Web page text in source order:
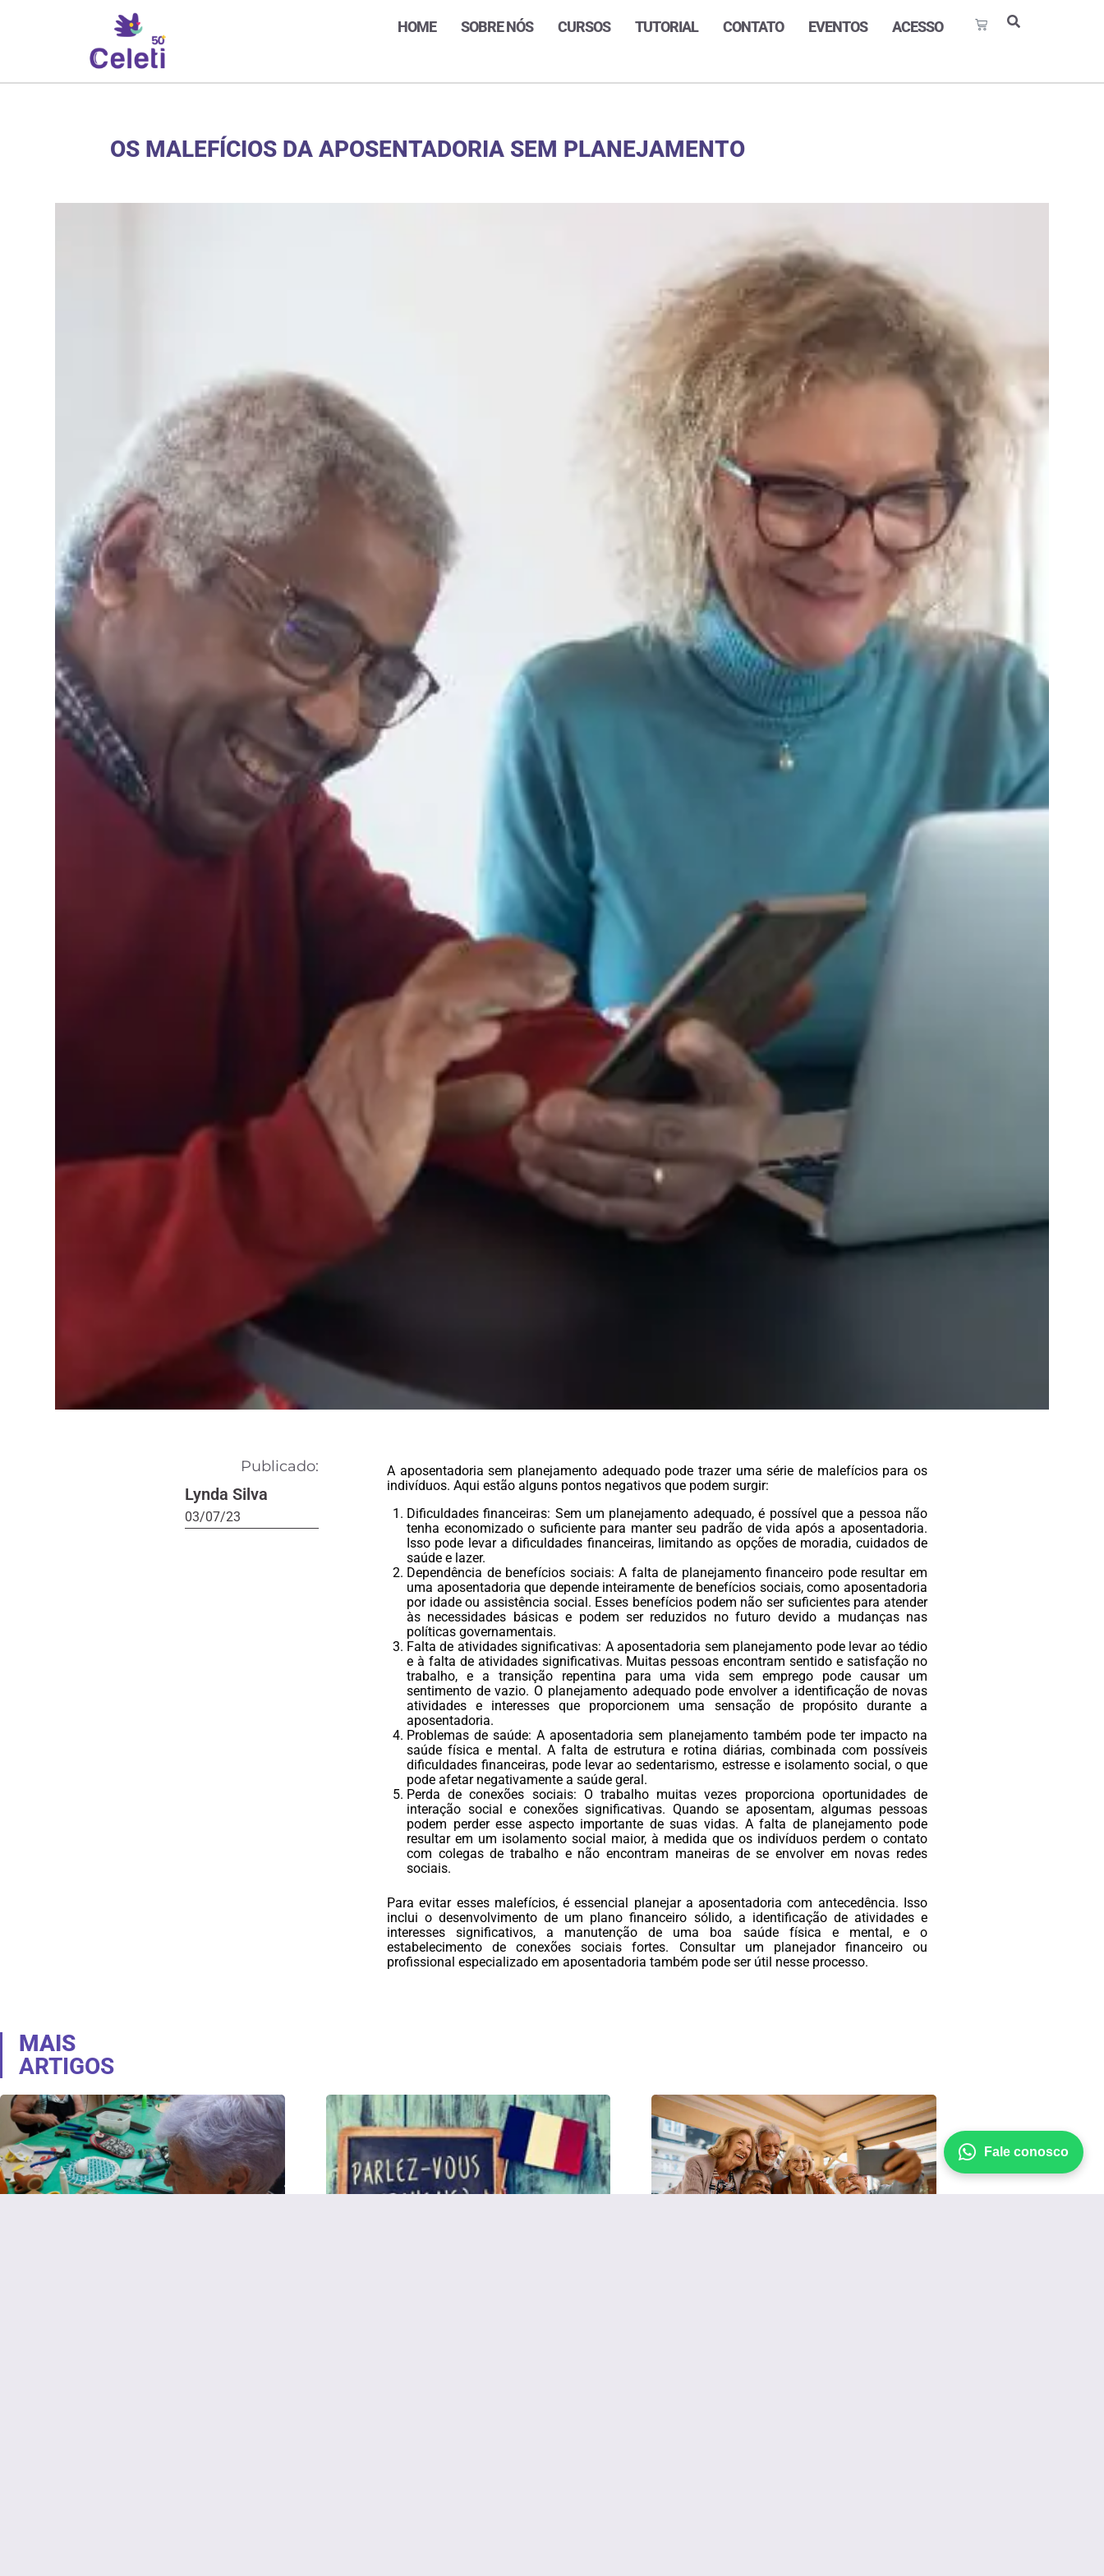
HOME SOBRE NÓS CURSOS TUTORIAL CONTATO EVENTOS ACESSO
OS MALEFÍCIOS DA APOSENTADORIA SEM PLANEJAMENTO
Publicado:
Lynda Silva
03/07/23
A aposentadoria sem planejamento adequado pode trazer uma série de malefícios para os
indivíduos. Aqui estão alguns pontos negativos que podem surgir:
Dificuldades financeiras: Sem um planejamento adequado, é possível que a pessoa não
tenha economizado o suficiente para manter seu padrão de vida após a aposentadoria.
Isso pode levar a dificuldades financeiras, limitando as opções de moradia, cuidados de
saúde e lazer.
Dependência de benefícios sociais: A falta de planejamento financeiro pode resultar em
uma aposentadoria que depende inteiramente de benefícios sociais, como aposentadoria
por idade ou assistência social. Esses benefícios podem não ser suficientes para atender
às necessidades básicas e podem ser reduzidos no futuro devido a mudanças nas
políticas governamentais.
Falta de atividades significativas: A aposentadoria sem planejamento pode levar ao tédio
e à falta de atividades significativas. Muitas pessoas encontram sentido e satisfação no
trabalho, e a transição repentina para uma vida sem emprego pode causar um
sentimento de vazio. O planejamento adequado pode envolver a identificação de novas
atividades e interesses que proporcionem uma sensação de propósito durante a
aposentadoria.
Problemas de saúde: A aposentadoria sem planejamento também pode ter impacto na
saúde física e mental. A falta de estrutura e rotina diárias, combinada com possíveis
dificuldades financeiras, pode levar ao sedentarismo, estresse e isolamento social, o que
pode afetar negativamente a saúde geral.
Perda de conexões sociais: O trabalho muitas vezes proporciona oportunidades de
interação social e conexões significativas. Quando se aposentam, algumas pessoas
podem perder esse aspecto importante de suas vidas. A falta de planejamento pode
resultar em um isolamento social maior, à medida que os indivíduos perdem o contato
com colegas de trabalho e não encontram maneiras de se envolver em novas redes
sociais.
Para evitar esses malefícios, é essencial planejar a aposentadoria com antecedência. Isso
inclui o desenvolvimento de um plano financeiro sólido, a identificação de atividades e
interesses significativos, a manutenção de uma boa saúde física e mental, e o
estabelecimento de conexões sociais fortes. Consultar um planejador financeiro ou
profissional especializado em aposentadoria também pode ser útil nesse processo.
MAIS
ARTIGOS
Fale conosco